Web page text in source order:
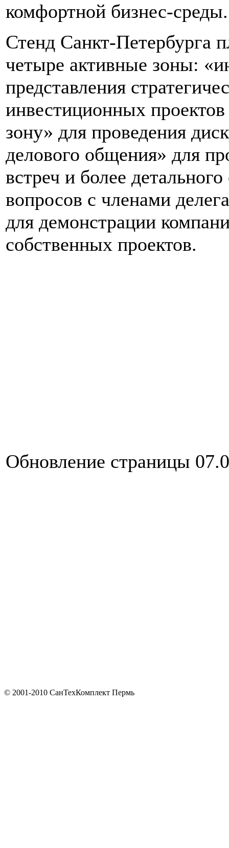
комфортной бизнес-среды.
Стенд Санкт-Петербурга
четыре активные зоны:
представления
инвестиционных
зону» для проведения
делового общения» для
встреч и более
вопросов с членами
для демонстрации
собственных проектов.
Обновление страницы
© 2001-2010 СанТехКомплект Пермь